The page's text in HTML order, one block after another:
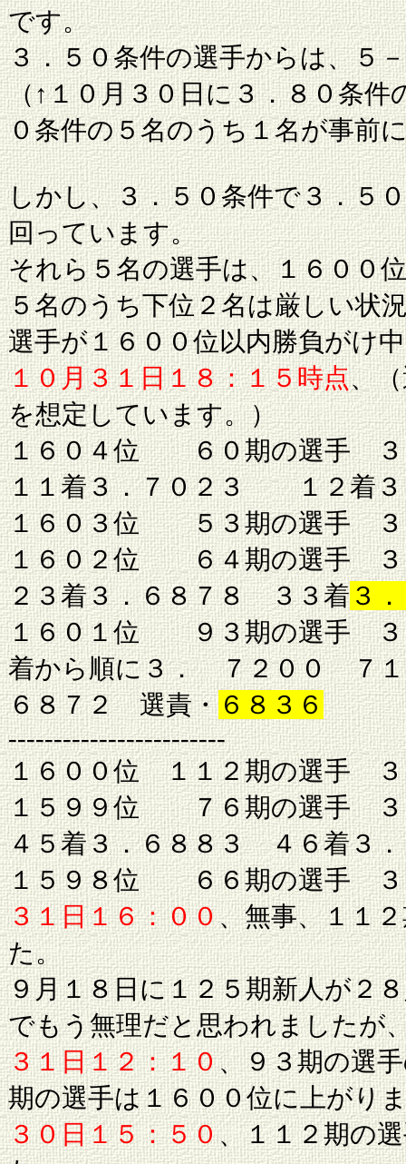
です。
３．５０条件の選手からは、５
（↑１０月３０日に３．８０条
０条件の５名のうち１名が事前
しかし、３．５０条件で３．５
回っています。
それら５名の選手は、１６００
５名のうち下位２名は厳しい状
選手が１６００位以内勝負がけ
１０月３１日１８：１５時点、
を想定しています。）
１６０４位 ６０期の選手 ３
１１着３．７０２３ １２着
１６０３位 ５３期の選手 ３
１６０２位 ６４期の選手
２３着３．６８７８ ３３着 ３
１６０１位 ９３期の選手 ３
着から順に３． ７２００
６８７２ 選責・ ６８３６
------------------------
１６００位 １１２期の選手 ３
１５９９位 ７６期の選手
４５着３．６８８３ ４６着３．
１５９８位 ６６期の選手
３１日１６：００、無事、１１
た。
９月１８日に１２５期新人が２
でもう無理だと思われましたが
３１日１２：１０、９３期の選
期の選手は１６００位に上がり
３０日１５：５０、１１２期の